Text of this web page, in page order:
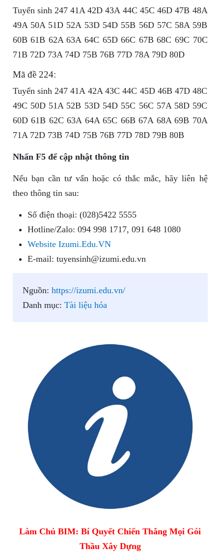
Tuyển sinh 247 41A 42D 43A 44C 45C 46D 47B 48A
49A 50A 51D 52A 53D 54D 55B 56D 57C 58A 59B
60B 61B 62A 63A 64C 65D 66C 67B 68C 69C 70C
71B 72D 73A 74D 75B 76B 77D 78A 79D 80D
Mã đề 224:
Tuyển sinh 247 41A 42A 43C 44C 45D 46B 47D 48C
49C 50D 51A 52B 53D 54D 55C 56C 57A 58D 59C
60D 61B 62C 63A 64A 65C 66B 67A 68A 69B 70A
71A 72D 73B 74D 75B 76B 77D 78D 79B 80B
Nhấn F5 để cập nhật thông tin
Nếu bạn cần tư vấn hoặc có thắc mắc, hãy liên hệ
theo thông tin sau:
Số điện thoại: (028)5422 5555
Hotline/Zalo: 094 998 1717, 091 648 1080
Website Izumi.Edu.VN
E-mail: tuyensinh@izumi.edu.vn
Nguồn: https://izumi.edu.vn/
Danh mục: Tài liệu hóa
Làm Chủ BIM: Bí Quyết Chiến Thắng Mọi Gói
Thầu Xây Dựng